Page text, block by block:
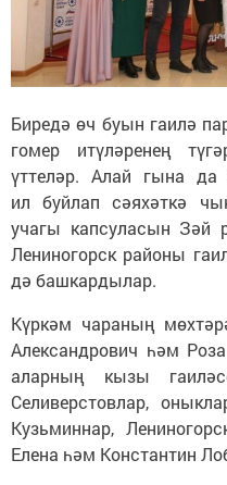
Биредә өч буын гаилә
гомер итүләренең
үттеләр. Алай гына
ил буйлап сәяхәткә
учагы капсуласын Зәй
Лениногорск районы
дә башкардылар.
Күркәм чараның
Александрович һәм
аларның кызы
Селиверстовлар,
Кузьминнар,
Елена һәм Константин